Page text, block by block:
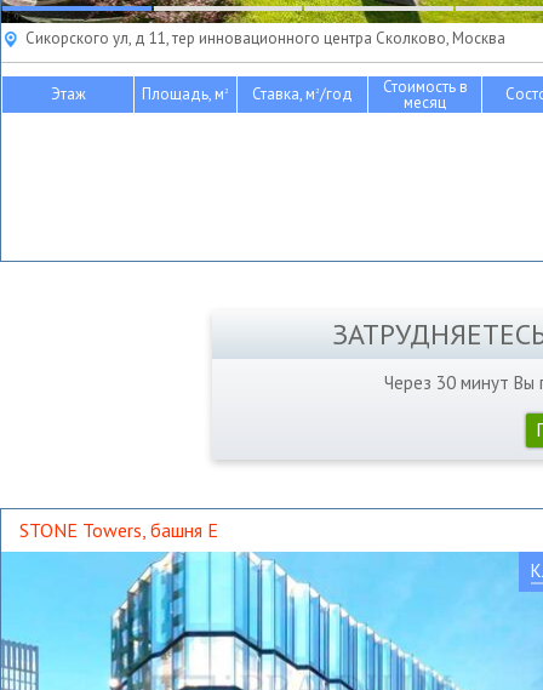
Сикорского ул, д 11, тер инновационного центра Сколково, Москва
Этаж Площадь, м2 Ставка, м2/год Стоимость в
месяц
Через 30 минут Вы
STONE Towers, башня Е